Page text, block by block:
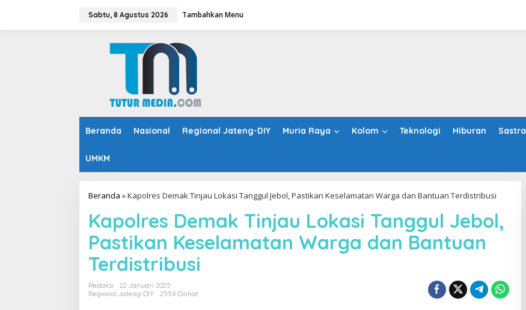
Sabtu, 8 Agustus 2026 Tambahkan Menu
Beranda Nasional Regional Jateng-DIY Muria Raya Kolom Teknologi Hiburan Sastra
UMKM
Beranda »Kapolres Demak Tinjau Lokasi Tanggul Jebol, Pastikan Keselamatan Warga dan Bantuan Terdistribusi
Kapolres Demak Tinjau Lokasi Tanggul Jebol,
Pastikan Keselamatan Warga dan Bantuan
Terdistribusi
Redaksi
22 Januari 2025
Regional Jateng-DIY
2554 Dilihat